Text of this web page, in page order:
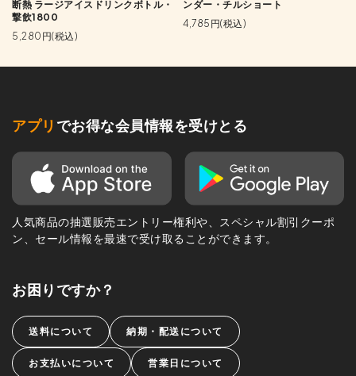
断熱 ラージアイスドリンクボトル・
撃飲1800
5,280円(税込)
ンダー・チルショート
4,785円(税込)
アプリ でお得な会員情報を受けとる
人気商品の抽選販売エントリー権利や、スペシャル割引クーポ
ン、セール情報を最速で受け取ることができます。
お困りですか？
送料について 納期・配送について
お支払いについて 営業日について